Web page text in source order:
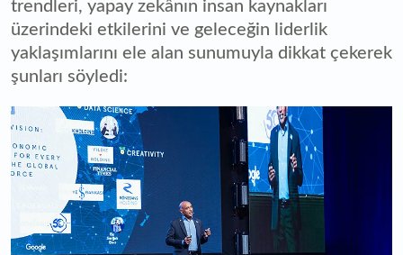
trendleri, yapay zekânın insan kaynakları
üzerindeki etkilerini ve geleceğin liderlik
yaklaşımlarını ele alan sunumuyla dikkat çekerek
şunları söyledi: